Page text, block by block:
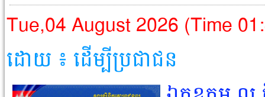
Tue,04 August 2026 (Time
ដោយ ៖ ដើម្បីប្រជាជន​